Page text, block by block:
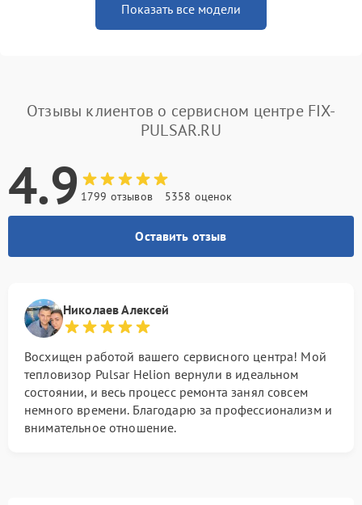
Показать все модели
Отзывы клиентов о сервисном центре FIX-
PULSAR.RU
4.9 1799 отзывов 5358 оценок
Оставить отзыв
Николаев Алексей
Восхищен работой вашего сервисного центра! Мой
тепловизор Pulsar Helion вернули в идеальном
состоянии, и весь процесс ремонта занял совсем
немного времени. Благодарю за профессионализм и
внимательное отношение.